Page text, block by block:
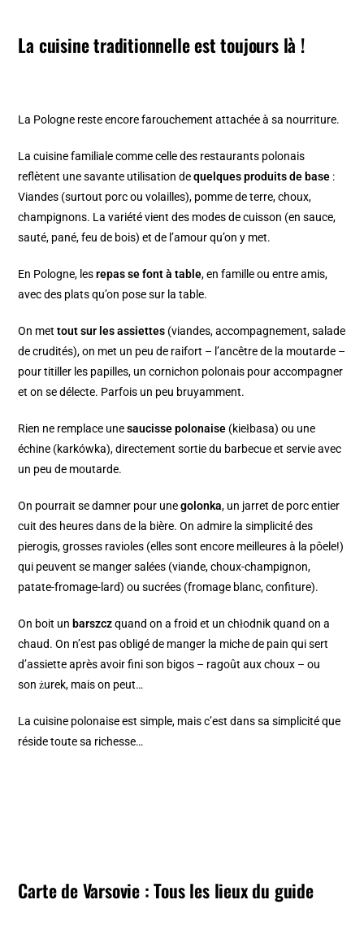
La cuisine traditionnelle est toujours là !
La Pologne reste encore farouchement attachée à sa nourriture.
La cuisine familiale comme celle des restaurants polonais
reflètent une savante utilisation dequelques produits de base :
Viandes (surtout porc ou volailles), pomme de terre, choux,
champignons. La variété vient des modes de cuisson (en sauce,
sauté, pané, feu de bois) et de l’amour qu’on y met.
En Pologne, lesrepas se font à table, en famille ou entre amis,
avec des plats qu’on pose sur la table.
On mettout sur les assiettes (viandes, accompagnement, salade
de crudités), on met un peu de raifort – l’ancêtre de la moutarde –
pour titiller les papilles, un cornichon polonais pour accompagner
et on se délecte. Parfois un peu bruyamment.
Rien ne remplace unesaucisse polonaise (kiełbasa) ou une
échine (karkówka), directement sortie du barbecue et servie avec
un peu de moutarde.
On pourrait se damner pour unegolonka, un jarret de porc entier
cuit des heures dans de la bière. On admire la simplicité des
pierogis, grosses ravioles (elles sont encore meilleures à la pôele!)
qui peuvent se manger salées (viande, choux-champignon,
patate-fromage-lard) ou sucrées (fromage blanc, confiture).
On boit unbarszczquand on a froid et un chłodnik quand on a
chaud. On n’est pas obligé de manger la miche de pain qui sert
d’assiette après avoir fini son bigos – ragoût aux choux – ou
son żurek, mais on peut…
La cuisine polonaise est simple, mais c’est dans sa simplicité que
réside toute sa richesse…
Carte de Varsovie : Tous les lieux du guide